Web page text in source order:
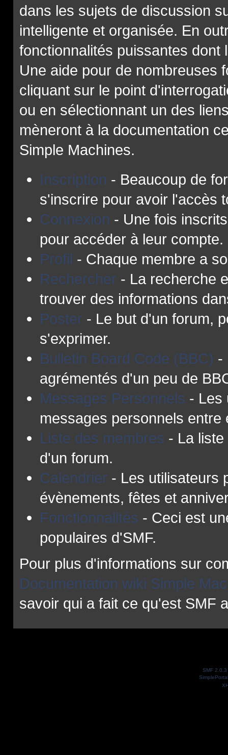
dans les sujets de discussion
intelligente et organisée. En
fonctionnalités puissantes
Une aide pour de nombreuses
cliquant sur le point
ou en sélectionnant un des
mèneront à la documentation
Simple Machines.
Inscription - Beaucoup de
s'inscrire pour avoir l'accès
Connexion - Une fois
pour accéder à leur compte.
Profil - Chaque membre a
Rechercher - La recherche
trouver des informations
Poster - Le but d'un forum,
s'exprimer.
Bulletin Board Code (BBC) -
agrémentés d'un peu de
Messages Personnels - Les
messages personnels entre
Liste des membres - La
d'un forum.
Calendrier - Les utilisateurs
évènements, fêtes et
Fonctionnalités - Ceci est
populaires d'SMF.
Pour plus d'informations sur
Documentation wiki Simple
savoir qui a fait ce qu'est SMF
SMF 2.0.3